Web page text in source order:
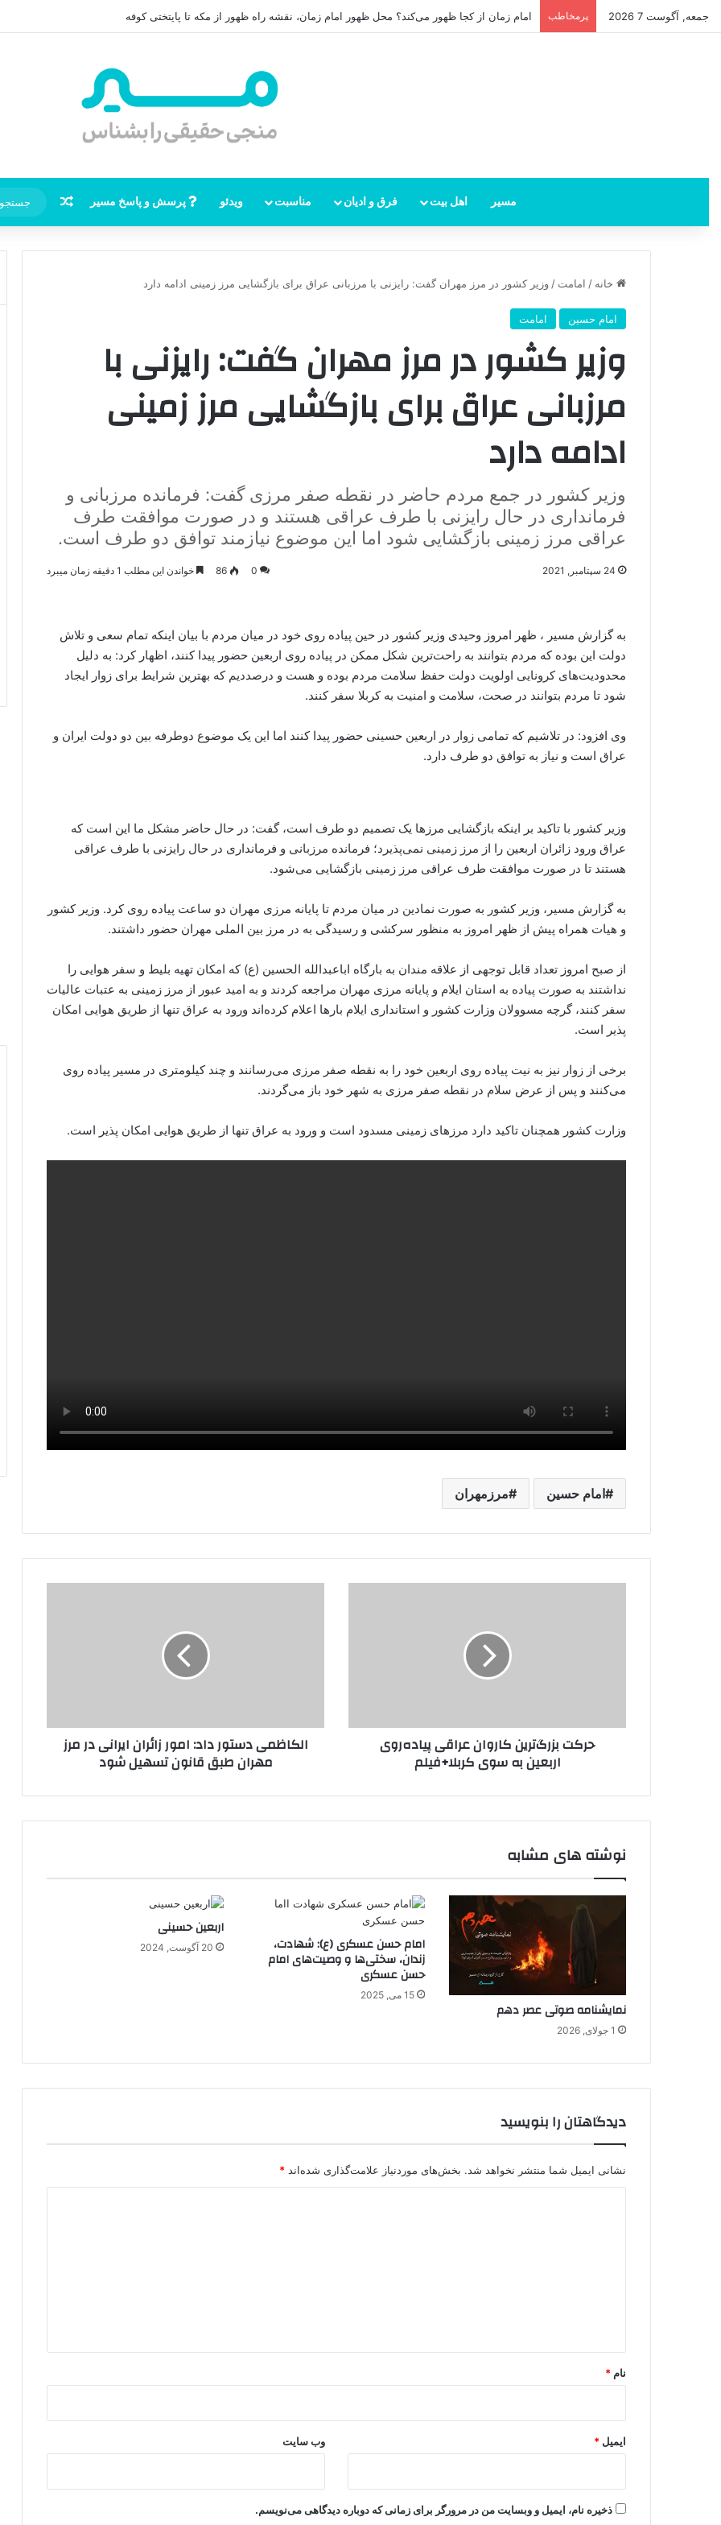
جمعه, آگوست 7 2026 پرمخاطب امام زمان از کجا ظهور می‌کند؟ محل ظهور امام زمان، نقشه راه ظهور از مکه تا پایتختی کوفه
مسیر اهل بیت فرق و ادیان مناسبت ویدئو پرسش و پاسخ مسیر نوشته
خانه / امامت / وزیر کشور در مرز مهران گفت: رایزنی با مرزبانی عراق برای بازگشایی مرز زمینی ادامه دارد
امام حسین امامت
وزیر کشور در مرز مهران گفت: رایزنی با
مرزبانی عراق برای بازگشایی مرز زمینی
ادامه دارد
وزیر کشور در جمع مردم حاضر در نقطه صفر مرزی گفت: فرمانده مرزبانی و
فرمانداری در حال رایزنی با طرف عراقی هستند و در صورت موافقت طرف
عراقی مرز زمینی بازگشایی شود اما این موضوع نیازمند توافق دو طرف است.
24 سپتامبر, 2021 0
86 خواندن این مطلب 1 دقیقه زمان میبرد
به گزارش مسیر ، ظهر امروز وحیدی وزیر کشور در حین پیاده روی خود در میان مردم با بیان اینکه تمام سعی و تلاش
دولت این بوده که مردم بتوانند به راحت‌ترین شکل ممکن در پیاده روی اربعین حضور پیدا کنند، اظهار کرد: به دلیل
محدودیت‌های کرونایی اولویت دولت حفظ سلامت مردم بوده و هست و درصددیم که بهترین شرایط برای زوار ایجاد
شود تا مردم بتوانند در صحت، سلامت و امنیت به کربلا سفر کنند.
وی افزود: در تلاشیم که تمامی زوار در اربعین حسینی حضور پیدا کنند اما این یک موضوع دوطرفه بین دو دولت ایران و
عراق است و نیاز به توافق دو طرف دارد.
وزیر کشور با تاکید بر اینکه بازگشایی مرزها یک تصمیم دو طرف است، گفت: در حال حاضر مشکل ما این است که
عراق ورود زائران اربعین را از مرز زمینی نمی‌پذیرد؛ فرمانده مرزبانی و فرمانداری در حال رایزنی با طرف عراقی
هستند تا در صورت موافقت طرف عراقی مرز زمینی بازگشایی می‌شود.
به گزارش مسیر، وزیر کشور به صورت نمادین در میان مردم تا پایانه مرزی مهران دو ساعت پیاده روی کرد. وزیر کشور
و هیات همراه پیش از ظهر امروز به منظور سرکشی و رسیدگی به در مرز بین الملی مهران حضور داشتند.
از صبح امروز تعداد قابل توجهی از علاقه مندان به بارگاه اباعبدالله الحسین (ع) که امکان تهیه بلیط و سفر هوایی را
نداشتند به صورت پیاده به استان ایلام و پایانه مرزی مهران مراجعه کردند و به امید عبور از مرز زمینی به عتبات عالیات
سفر کنند، گرچه مسوولان وزارت کشور و استانداری ایلام بارها اعلام کرده‌اند ورود به عراق تنها از طریق هوایی امکان
پذیر است.
برخی از زوار نیز به نیت پیاده روی اربعین خود را به نقطه صفر مرزی می‌رسانند و چند کیلومتری در مسیر پیاده روی
می‌کنند و پس از عرض سلام در نقطه صفر مرزی به شهر خود باز می‌گردند.
وزارت کشور همچنان تاکید دارد مرزهای زمینی مسدود است و ورود به عراق تنها از طریق هوایی امکان پذیر است.
امام حسین مرزمهران
کربلا+فیلم
حرکت بزرگ‌ترین کاروان عراقی پیاده‌‎روی
اربعین به سوی کربلا+فیلم
مهران
طبق
شود
الکاظمی دستور داد: امور زائران ایرانی در مرز
مهران طبق قانون تسهیل شود
نوشته های مشابه
نمایشنامه صوتی عصر دهم
1 جولای, 2026
امام حسن عسکری (ع): شهادت،
زندان، سختی‌ها و وصیت‌های امام
حسن عسکری
15 می, 2025
اربعین حسینی
20 آگوست, 2024
دیدگاهتان را بنویسید
نشانی ایمیل شما منتشر نخواهد شد. بخش‌های موردنیاز علامت‌گذاری شده‌اند *
نام *
ایمیل * وب‌ سایت
ذخیره نام، ایمیل و وبسایت من در مرورگر برای زمانی که دوباره دیدگاهی می‌نویسم.